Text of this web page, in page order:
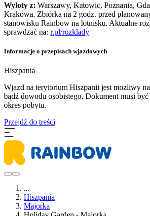
Wyloty z: Warszawy, Katowic, Poznania,
Krakowa. Zbiórka na 2 godz. przed
stanowisku Rainbow na lotnisku. Aktualne
sprawdzać na: r.pl/rozklady
Informacje o przepisach wjazdowych
Hiszpania
​Wjazd na terytorium Hiszpanii jest możliwy
bądź dowodu osobistego. Dokument musi być
okres pobytu.
Przejdź do treści
...
Hiszpania
Majorka